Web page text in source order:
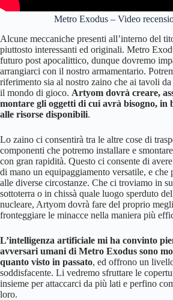
Metro Exodus – Video
Alcune meccaniche presenti all’interno del
piuttosto interessanti ed originali. Metro
futuro post apocalittico, dunque dovremo
arrangiarci con il nostro armamentario.
riferimento sia al nostro zaino che ai tavoli
il mondo di gioco. Artyom dovrà creare,
montare gli oggetti di cui avrà bisogno, in
alle risorse disponibili.
Lo zaino ci consentirà tra le altre cose di
componenti che potremo installare e
con gran rapidità. Questo ci consente di
di mano un equipaggiamento versatile, e che
alle diverse circostanze. Che ci troviamo in
sottoterra o in chissà quale luogo sperduto
nucleare, Artyom dovrà fare del proprio
fronteggiare le minacce nella maniera più
L’intelligenza artificiale mi ha convinto
avversari umani di Metro Exodus sono
quanto visto in passato, ed offrono un
soddisfacente. Li vedremo sfruttare le
insieme per attaccarci da più lati e perfino
loro.